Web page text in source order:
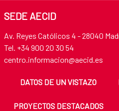
SEDE AECID
Av. Reyes Católicos 4 - 28040
Tel. +34 900 20 30 54
centro.informacion@aecid.es
DATOS DE UN VISTAZO
PROYECTOS DESTACADOS